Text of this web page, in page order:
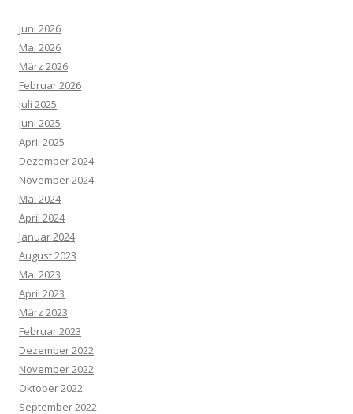
Juni 2026
Mai 2026
März 2026
Februar 2026
Juli 2025
Juni 2025
April 2025
Dezember 2024
November 2024
Mai 2024
April 2024
Januar 2024
August 2023
Mai 2023
April 2023
März 2023
Februar 2023
Dezember 2022
November 2022
Oktober 2022
September 2022